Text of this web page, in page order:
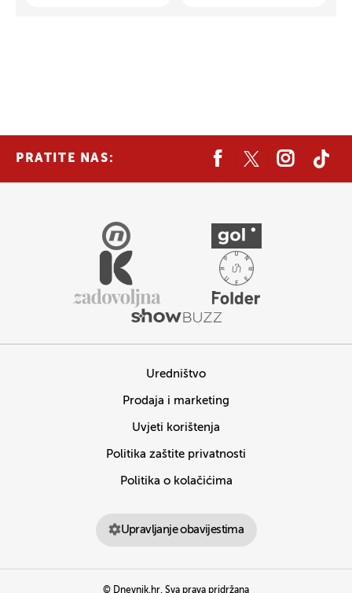
PRATITE NAS:
Uredništvo
Prodaja i marketing
Uvjeti korištenja
Politika zaštite privatnosti
Politika o kolačićima
Upravljanje obavijestima
© Dnevnik.hr. Sva prava pridržana